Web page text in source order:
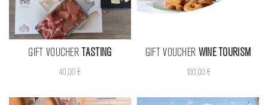
GIFT VOUCHERTASTING
40,00 €
GIFT VOUCHER WINE TOURISM
100,00 €